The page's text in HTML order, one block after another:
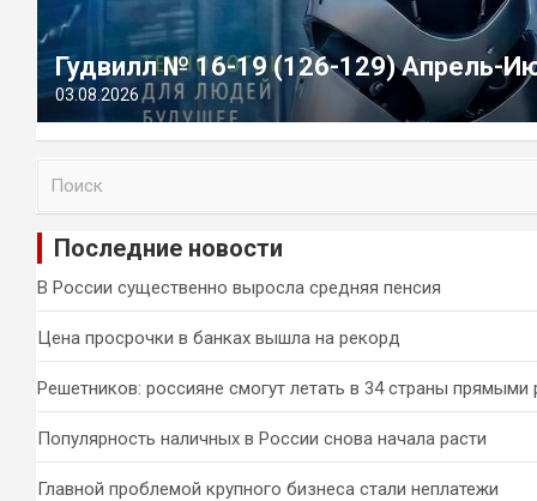
Гудвилл № 16-19 (126-129) Апрель-
03.08.2026
и
Последние новости
В России существенно выросла средняя пенсия
Цена просрочки в банках вышла на рекорд
Решетников: россияне смогут летать в 34 страны прямыми
Популярность наличных в России снова начала расти
Главной проблемой крупного бизнеса стали неплатежи